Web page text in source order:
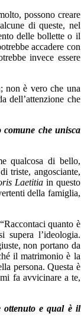
possono creare
di queste, nel
delle bollette o il
accadere con
invece essere
non è vero che una
dell’attenzione che
che unisca
qualcosa di bello,
triste, angosciante,
Laetitiain questo
della famiglia,
quanto è
supera l’ideologia.
non portano da
il matrimonio è la
persona. Questa è
fa avvicinare a te,
ottenuto e qual è il